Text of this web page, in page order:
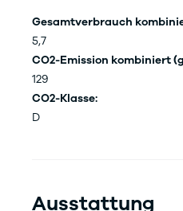
Gesamtverbrauch
5,7
CO2-Emission kombiniert
129
CO2-Klasse:
D
Ausstattung